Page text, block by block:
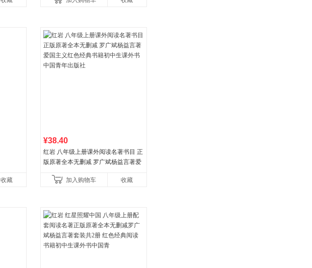
收藏
¥38.40
红岩 八年级上册课外阅读名著书目 正
版原著全本无删减 罗广斌杨益言著爱
国青年出版社加入购物车 收藏